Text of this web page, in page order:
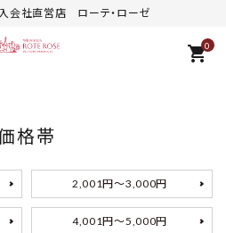
会社直営店 ローテ・ローゼ
0
shopping_cart
格帯
2,001円～3,000円
4,001円～5,000円